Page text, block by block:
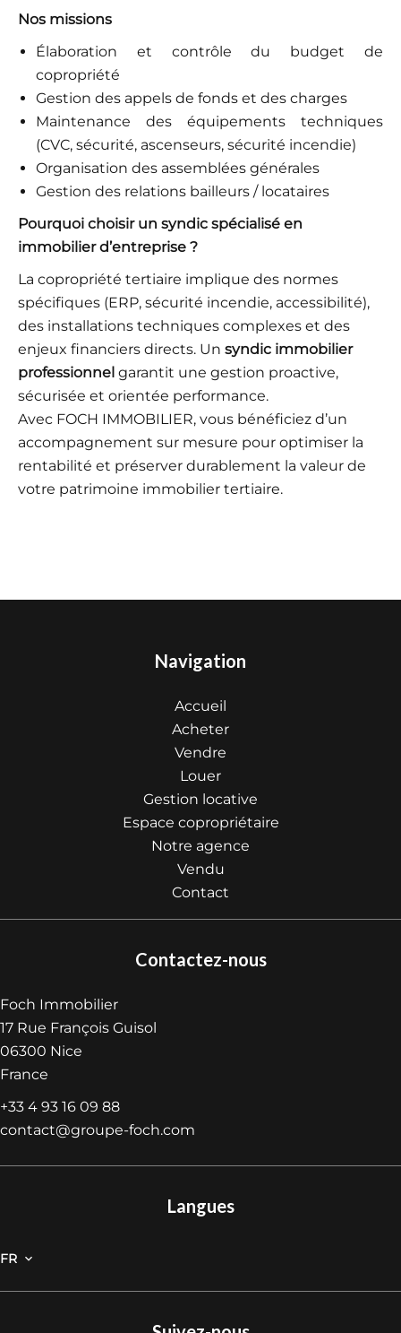
Nos missions
Élaboration et contrôle du budget de
copropriété
Gestion des appels de fonds et des charges
Maintenance des équipements techniques
(CVC, sécurité, ascenseurs, sécurité incendie)
Organisation des assemblées générales
Gestion des relations bailleurs / locataires
Pourquoi choisir un syndic spécialisé en
immobilier d’entreprise ?
La copropriété tertiaire implique des normes
spécifiques (ERP, sécurité incendie, accessibilité),
des installations techniques complexes et des
enjeux financiers directs. Un syndic immobilier
professionnel garantit une gestion proactive,
sécurisée et orientée performance.
Avec FOCH IMMOBILIER, vous bénéficiez d’un
accompagnement sur mesure pour optimiser la
rentabilité et préserver durablement la valeur de
votre patrimoine immobilier tertiaire.
Navigation
Accueil
Acheter
Vendre
Louer
Gestion locative
Espace copropriétaire
Notre agence
Vendu
Contact
Contactez-nous
Foch Immobilier
17 Rue François Guisol
06300 Nice
France
+33 4 93 16 09 88
contact@groupe-foch.com
Langues
FR